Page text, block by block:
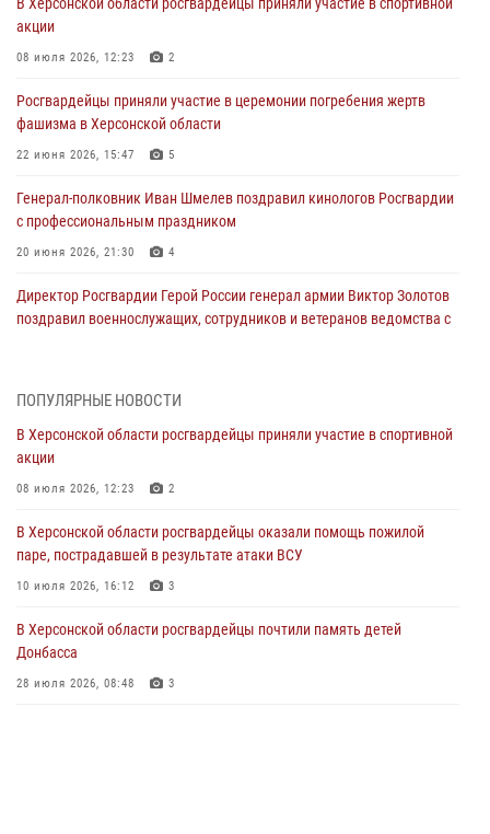
акции
08 июля 2026, 12:23 2
Росгвардейцы приняли участие в церемонии погребения жертв
фашизма в Херсонской области
22 июня 2026, 15:47 5
Генерал-полковник Иван Шмелев поздравил кинологов Росгвардии
с профессиональным праздником
20 июня 2026, 21:30 4
Директор Росгвардии Герой России генерал армии Виктор Золотов
поздравил военнослужащих, сотрудников и ветеранов ведомства с
место на международных соревнованиях
18 июня 2026, 11:46
поздравил ветеранов и личный состав ведомства с Днём России
11 июня 2026, 21:01
фестиваля медийного творчества «Братина» проводят показ
документальных фильмов о героях СВО
11 июня 2026, 13:23
ПОПУЛЯРНЫЕ НОВОСТИ
В Херсонской области росгвардейцы приняли участие в спортивной
акции
08 июля 2026, 12:23 2
В Херсонской области росгвардейцы оказали помощь пожилой
паре, пострадавшей в результате атаки ВСУ
10 июля 2026, 16:12 3
В Херсонской области росгвардейцы почтили память детей
Донбасса
28 июля 2026, 08:48 3